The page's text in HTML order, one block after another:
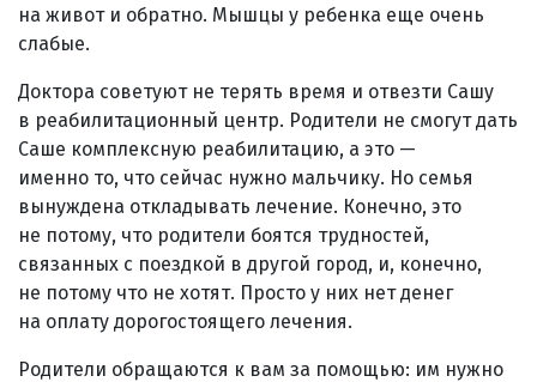
на живот и обратно. Мышцы у ребенка еще очень
слабые.
Доктора советуют не терять время и отвезти Сашу
в реабилитационный центр. Родители не смогут дать
Саше комплексную реабилитацию, а это —
именно то, что сейчас нужно мальчику. Но семья
вынуждена откладывать лечение. Конечно, это
не потому, что родители боятся трудностей,
связанных с поездкой в другой город, и, конечно,
не потому что не хотят. Просто у них нет денег
на оплату дорогостоящего лечения.
Родители обращаются к вам за помощью: им нужно